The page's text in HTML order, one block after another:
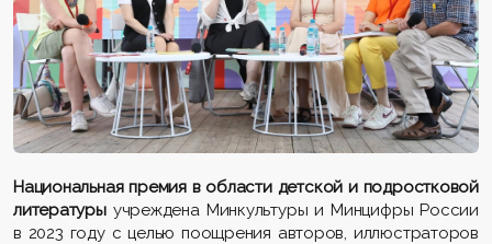
Национальная премия в области детской и подростковой
литературыучреждена Минкультуры и Минцифры России
в 2023 году с целью поощрения авторов, иллюстраторов